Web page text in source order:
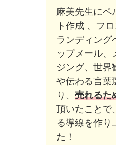
麻美先生にペ
ト作成 、フ
ランディング
ップメール、
ジング、世界
や伝わる言葉
り、 売れるた
頂いたことで
る導線を作り
た！